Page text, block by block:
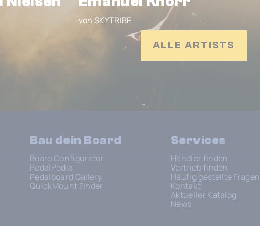
von SKYTRIBE
ALLE ARTISTS
Bau dein Board
Board Configurator
PedalPedia
Pedalboard Gallery
QuickMount Finder
Services
Händler finden
Vertrieb finden
Häufig gestellte Fragen
Kontakt
Aktueller Katalog
News